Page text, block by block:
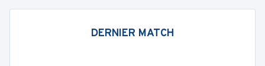
DERNIER MATCH